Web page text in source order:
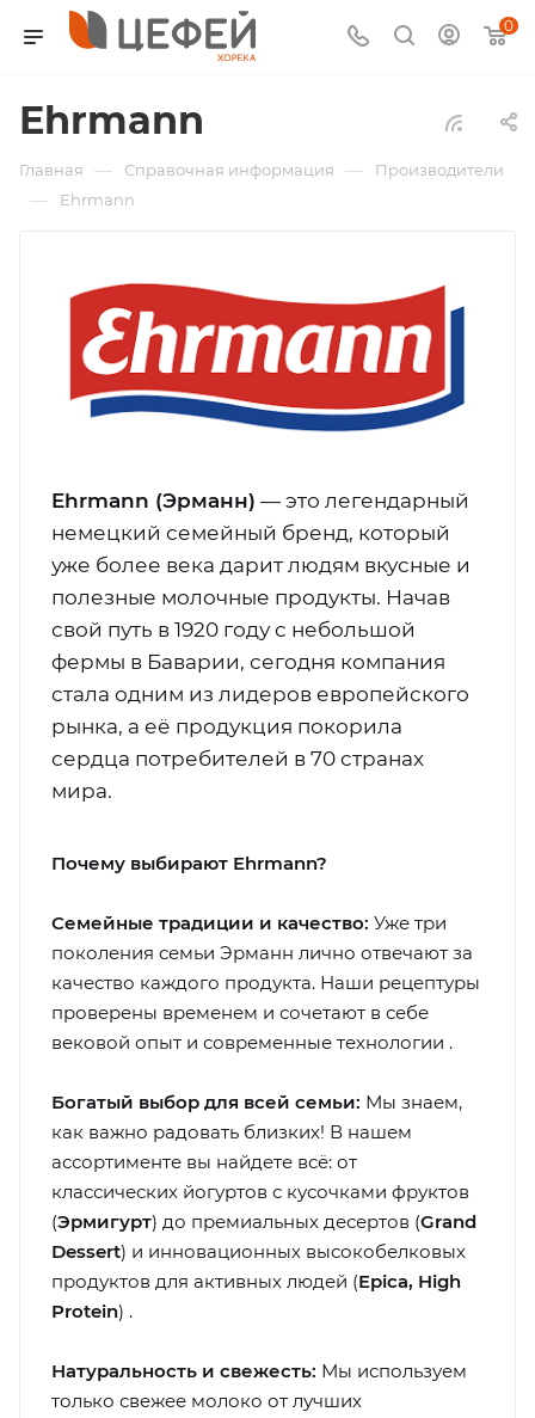
0
Ehrmann
Главная — Справочная информация — Производители
— Ehrmann
Ehrmann (Эрманн) — это легендарный
немецкий семейный бренд, который
уже более века дарит людям вкусные и
полезные молочные продукты. Начав
свой путь в 1920 году с небольшой
фермы в Баварии, сегодня компания
стала одним из лидеров европейского
рынка, а её продукция покорила
сердца потребителей в 70 странах
мира.
Почему выбирают Ehrmann?
Семейные традиции и качество: Уже три
поколения семьи Эрманн лично отвечают за
качество каждого продукта. Наши рецептуры
проверены временем и сочетают в себе
вековой опыт и современные технологии .
Богатый выбор для всей семьи: Мы знаем,
как важно радовать близких! В нашем
ассортименте вы найдете всё: от
классических йогуртов с кусочками фруктов
(Эрмигурт) до премиальных десертов (Grand
Dessert) и инновационных высокобелковых
продуктов для активных людей (Epica, High
Protein) .
Натуральность и свежесть: Мы используем
только свежее молоко от лучших